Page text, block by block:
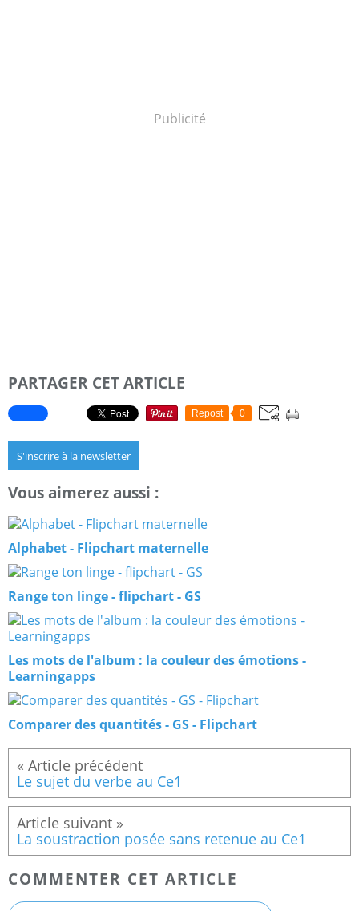
Publicité
PARTAGER CET ARTICLE
Repost 0
S'inscrire à la newsletter
Vous aimerez aussi :
Alphabet - Flipchart maternelle
Range ton linge - flipchart - GS
Les mots de l'album : la couleur des émotions -
Learningapps
Comparer des quantités - GS - Flipchart
Le sujet du verbe au Ce1
La soustraction posée sans retenue au Ce1
COMMENTER CET ARTICLE